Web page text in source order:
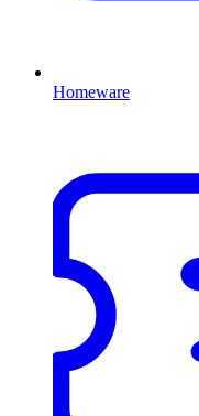
Homeware